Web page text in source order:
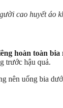
cao huyết áo
hoàn toàn bia
trước hậu quả.
nên uống bia